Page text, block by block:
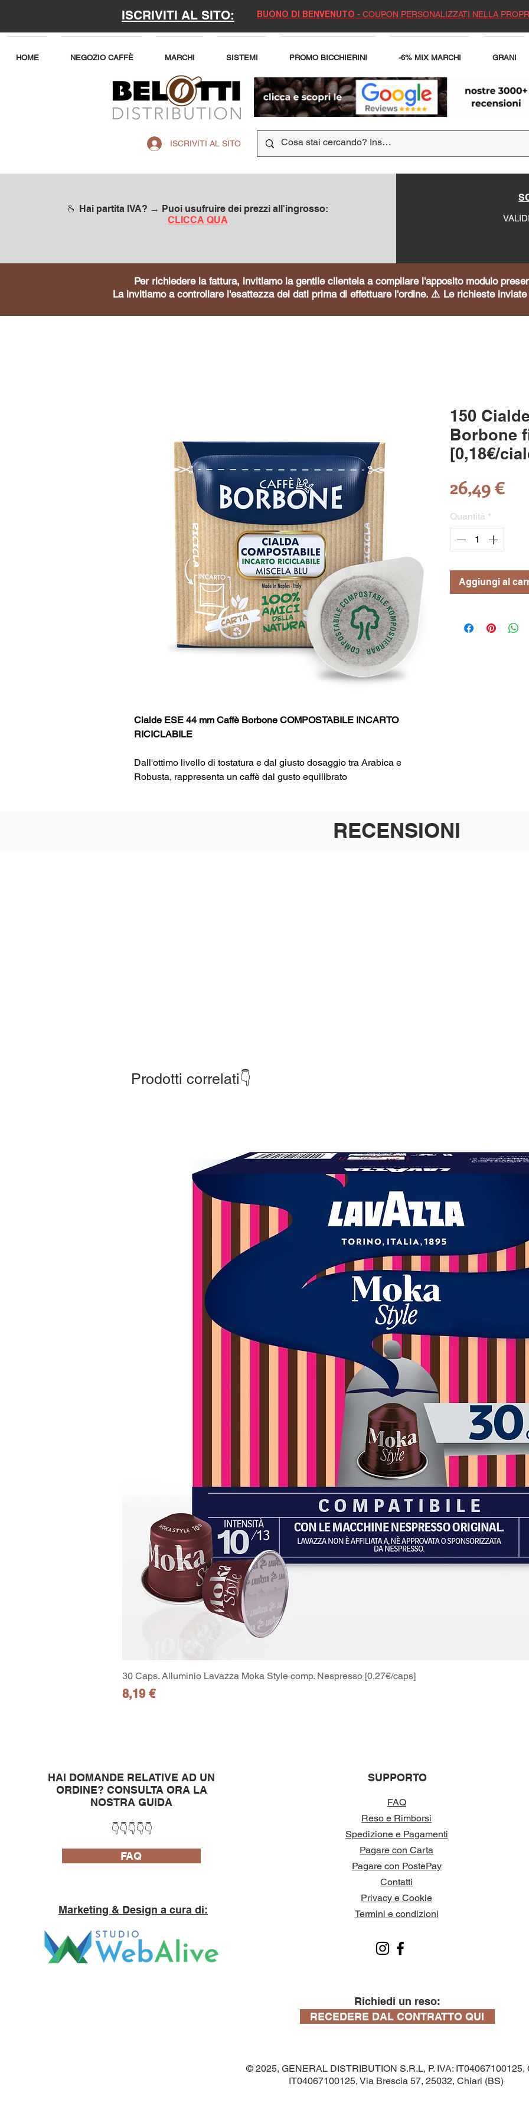
ISCRIVITI AL SITO: BUONO DI BENVENUTO - COUPON PERSONALIZZATI NELLA
HOME NEGOZIO CAFFÈ MARCHI SISTEMI PROMO BICCHIERINI -6% MIX MARCHI GRANI
ISCRIVITI AL SITO
🫰 Hai partita IVA? → Puoi usufruire dei prezzi all'ingrosso:
CLICCA QUA
Per richiedere la fattura, invitiamo la gentile clientela a compilare l'apposito modulo
La invitiamo a controllare l'esattezza dei dati prima di effettuare l'ordine. ⚠️ Le richieste
Cialde ESE 44 mm Caffè Borbone COMPOSTABILE INCARTO
RICICLABILE
Dall'ottimo livello di tostatura e dal giusto dosaggio tra Arabica e
Robusta, rappresenta un caffè dal gusto equilibrato
150
Borbone
[0,18€/
26,49 €
Quantità *
Aggiungi al
RECENSIONI
Prodotti correlati👇
Vista rapida
30 Caps. Alluminio Lavazza Moka Style comp. Nespresso [0.27€/caps]
Prezzo
8,19 €
HAI DOMANDE RELATIVE AD UN
ORDINE? CONSULTA ORA LA
NOSTRA GUIDA
👇👇👇👇👇
FAQ
Marketing & Design a cura di:
SUPPORTO
FAQ
Reso e Rimborsi
Spedizione e Pagamenti
Pagare con Carta
Pagare con PostePay
Contatti
Privacy e Cookie
Termini e condizioni
Richiedi un reso:
RECEDERE DAL CONTRATTO QUI
© 2025, GENERAL DISTRIBUTION S.R.L, P. IVA: IT04067100125,
IT04067100125, Via Brescia 57, 25032, Chiari (BS)